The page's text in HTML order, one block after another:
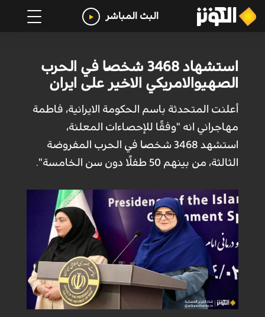
البث المباشر
استشهاد 3468 شخصًا في الحرب
الصهيوالامريكي الاخير على ايران
أعلنت المتحدثة باسم الحكومة الايرانية، فاطمة
مهاجراني انه "وفقًا للإحصاءات المعلنة،
استشهد 3468 شخصًا في الحرب المفروضة
الثالثة، من بينهم 50 طفلًا دون سن الخامسة".